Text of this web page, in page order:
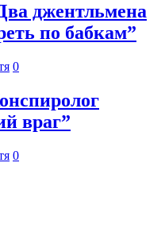
джентльмена
по бабкам”
0
враг”
0